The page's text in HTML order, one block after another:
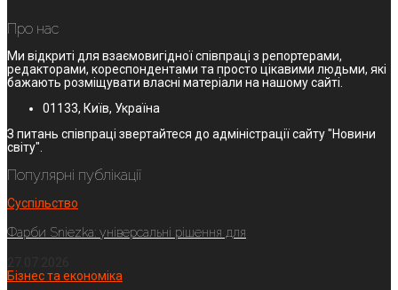
Про нас
Ми відкриті для взаємовигідної співпраці з репортерами,
редакторами, кореспондентами та просто цікавими людьми, які
бажають розміщувати власні матеріали на нашому сайті.
01133, Київ, Україна
З питань співпраці звертайтеся до адміністрації сайту "Новини
світу".
Популярні публікації
Суспільство
Фарби Sniezka: універсальні рішення для
Бізнес та економіка